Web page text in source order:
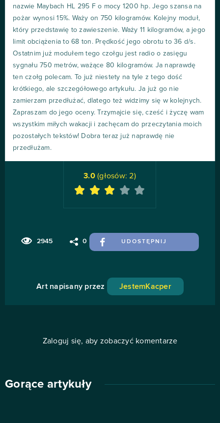
nazwie Maybach HL 295 F o mocy 1200 hp. Jego szansa na
pożar wynosi 15%. Waży on 750 kilogramów. Kolejny moduł,
który przedstawię to zawieszenie. Waży 11 kilogramów, a jego
limit obciążenia to 68 ton. Prędkość jego obrotu to 36 d/s.
Ostatnim już modułem tego czołgu jest radio o zasięgu
sygnału 750 metrów, ważące 80 kilogramów. Ja naprawdę
ten czołg polecam. To już niestety na tyle z tego dość
krótkiego, ale szczegółowego artykułu. Ja już go nie
zamierzam przedłużać, dlatego też widzimy się w kolejnych.
Zapraszam do jego oceny. Trzymajcie się, cześć i życzę wam
wszystkim miłych wakacji i zachęcam do przeczytania moich
pozostałych tekstów! Dobra teraz już naprawdę nie
przedłużam.
2945 0 UDOSTĘPNIJ
3.0(głosów:2)
Art napisany przez JestemKacper
Zaloguj się, aby zobaczyć komentarze
Gorące artykuły